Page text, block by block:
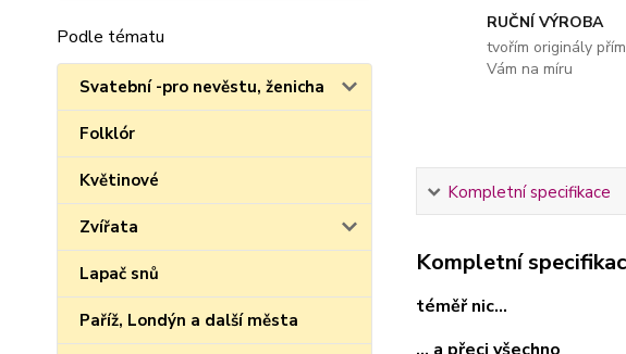
Podle tématu
Svatební -pro nevěstu, ženicha
Folklór
Květinové
Zvířata
Lapač snů
Paříž, Londýn a další města
RUČNÍ VÝROBA
tvořím originály
Vám na míru
Kompletní specifikace
Kompletní
téměř nic...